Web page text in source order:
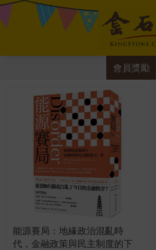
會員獎勵
能源賽局：地緣政治混亂時
代，金融政策與民主制度的下